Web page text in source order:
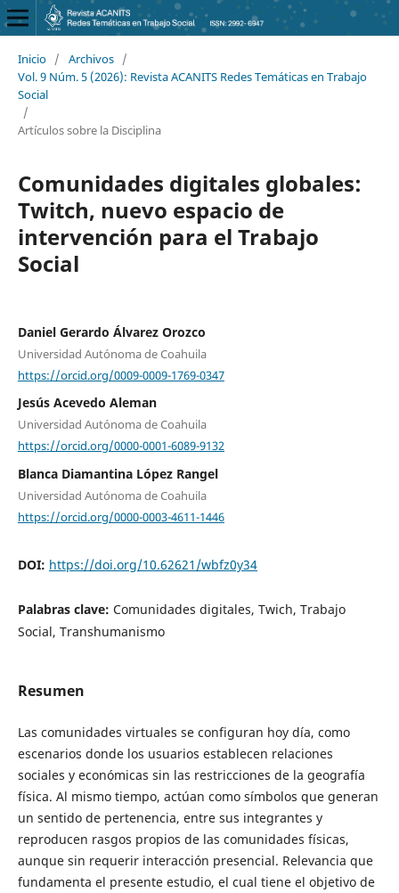
Inicio / Archivos /
Vol. 9 Núm. 5 (2026): Revista ACANITS Redes Temáticas en Trabajo
Social
/
Artículos sobre la Disciplina
Comunidades digitales globales:
Twitch, nuevo espacio de
intervención para el Trabajo
Social
Daniel Gerardo Álvarez Orozco
Universidad Autónoma de Coahuila
https://orcid.org/0009-0009-1769-0347
Jesús Acevedo Aleman
Universidad Autónoma de Coahuila
https://orcid.org/0000-0001-6089-9132
Blanca Diamantina López Rangel
Universidad Autónoma de Coahuila
https://orcid.org/0000-0003-4611-1446
DOI: https://doi.org/10.62621/wbfz0y34
Palabras clave: Comunidades digitales, Twich, Trabajo
Social, Transhumanismo
Resumen
Las comunidades virtuales se configuran hoy día, como
escenarios donde los usuarios establecen relaciones
sociales y económicas sin las restricciones de la geografía
física. Al mismo tiempo, actúan como símbolos que generan
un sentido de pertenencia, entre sus integrantes y
reproducen rasgos propios de las comunidades físicas,
aunque sin requerir interacción presencial. Relevancia que
fundamenta el presente estudio, el cual tiene el objetivo de